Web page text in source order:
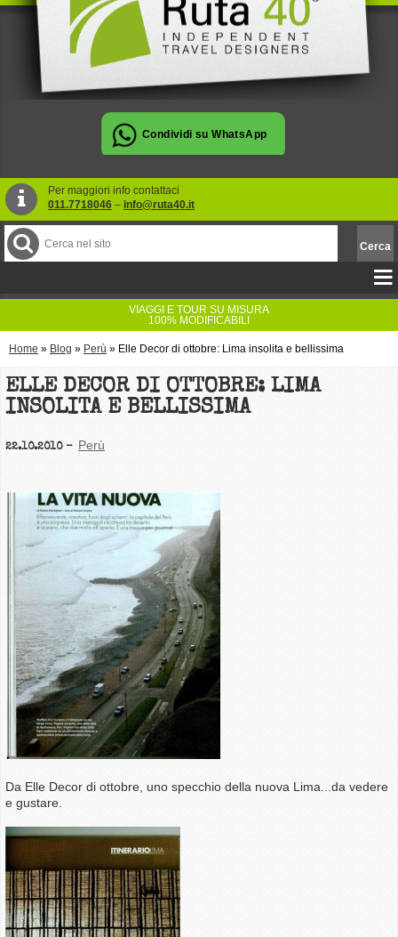
Per maggiori info contattaci
011.7718046 – info@ruta40.it
VIAGGI E TOUR SU MISURA
100% MODIFICABILI
Home » Blog » Perù » Elle Decor di ottobre: Lima insolita e bellissima
ELLE DECOR DI OTTOBRE: LIMA
INSOLITA E BELLISSIMA
22.10.2010 Perù
Da Elle Decor di ottobre, uno specchio della nuova Lima...da vedere
e gustare.